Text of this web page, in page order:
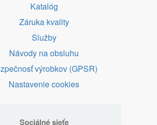
Katalóg
Záruka kvality
Služby
Návody na obsluhu
výrobkov (GPSR)
Nastavenie cookies
Sociálné sieťe